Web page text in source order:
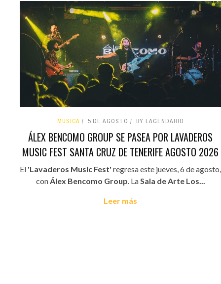
MÚSICA 5 DE AGOSTO BY LAGENDARIO
ÁLEX BENCOMO GROUP SE PASEA POR LAVADEROS
MUSIC FEST SANTA CRUZ DE TENERIFE AGOSTO 2026
El 'Lavaderos Music Fest' regresa este jueves, 6 de agosto,
conÁlex Bencomo Group. LaSala de Arte Los...
Leer más